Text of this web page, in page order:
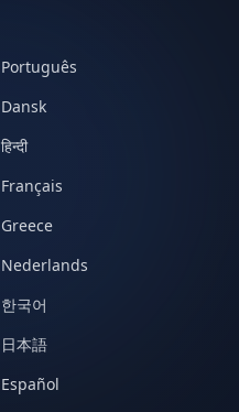
Português
Dansk
हिन्दी
Français
Greece
Nederlands
한국어
日本語
Español